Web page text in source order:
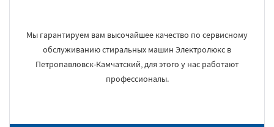
Мы гарантируем вам высочайшее качество по сервисному
обслуживанию стиральных машин Электролюкс в
Петропавловск-Камчатский, для этого у нас работают
профессионалы.